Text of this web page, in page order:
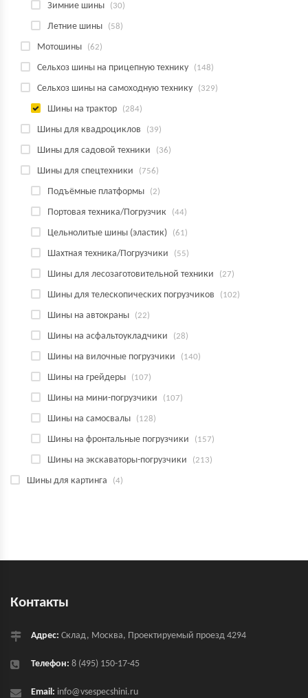
Зимние шины (30)
Летние шины (58)
Мотошины (62)
Сельхоз шины на прицепную технику (148)
Сельхоз шины на самоходную технику (329)
Шины на трактор (284)
Шины для квадроциклов (39)
Шины для садовой техники (36)
Шины для спецтехники (756)
Подъёмные платформы (2)
Портовая техника/Погрузчик (44)
Цельнолитые шины (эластик) (61)
Шахтная техника/Погрузчики (55)
Шины для лесозаготовительной техники (27)
Шины для телескопических погрузчиков (102)
Шины на автокраны (22)
Шины на асфальтоукладчики (28)
Шины на вилочные погрузчики (140)
Шины на грейдеры (107)
Шины на мини-погрузчики (107)
Шины на самосвалы (128)
Шины на фронтальные погрузчики (157)
Шины на экскаваторы-погрузчики (213)
Шины для картинга (4)
Контакты
Адрес: Склад, Москва, Проектируемый проезд 4294
Телефон: 8 (495) 150-17-45
Email: info@vsespecshini.ru